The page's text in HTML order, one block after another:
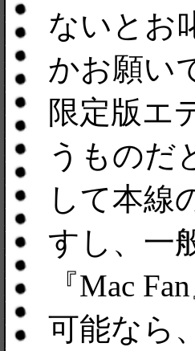
ないとお
かお願い
限定版エ
うものだ
して本線
すし、一
『Mac
可能なら